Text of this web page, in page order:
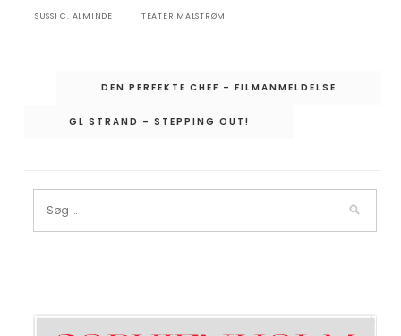
SUSSI C. ALMINDE TEATER MALSTRØM
Indlægsnavigation
DEN PERFEKTE CHEF – FILMANMELDELSE
GL STRAND – STEPPING OUT!